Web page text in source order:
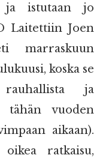
ja istutaan jo
Laitettiin Joen
marraskuun
koska se
ja
tähän vuoden
aikaan).
ratkaisu,